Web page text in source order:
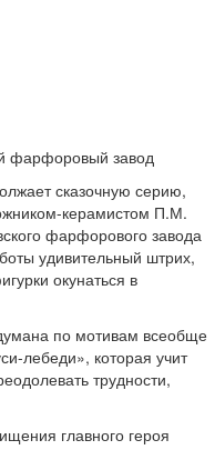
фарфоровый завод
сказочную серию,
керамистом П.М.
фарфорового завода
удивительный штрих,
окунаться в
по мотивам всеобще
лебеди», которая учит
трудности,
главного героя